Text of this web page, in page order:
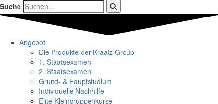
Suche
Angebot
Die Produkte der Kraatz Group
1. Staatsexamen
2. Staatsexamen
Grund- & Hauptstudium
Individuelle Nachhilfe
Elite-Kleingruppenkurse